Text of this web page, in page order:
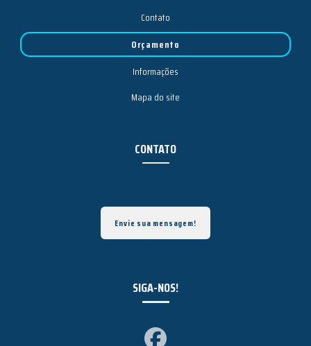
Contato
Orçamento
Informações
Mapa do site
CONTATO
Envie sua mensagem!
SIGA-NOS!